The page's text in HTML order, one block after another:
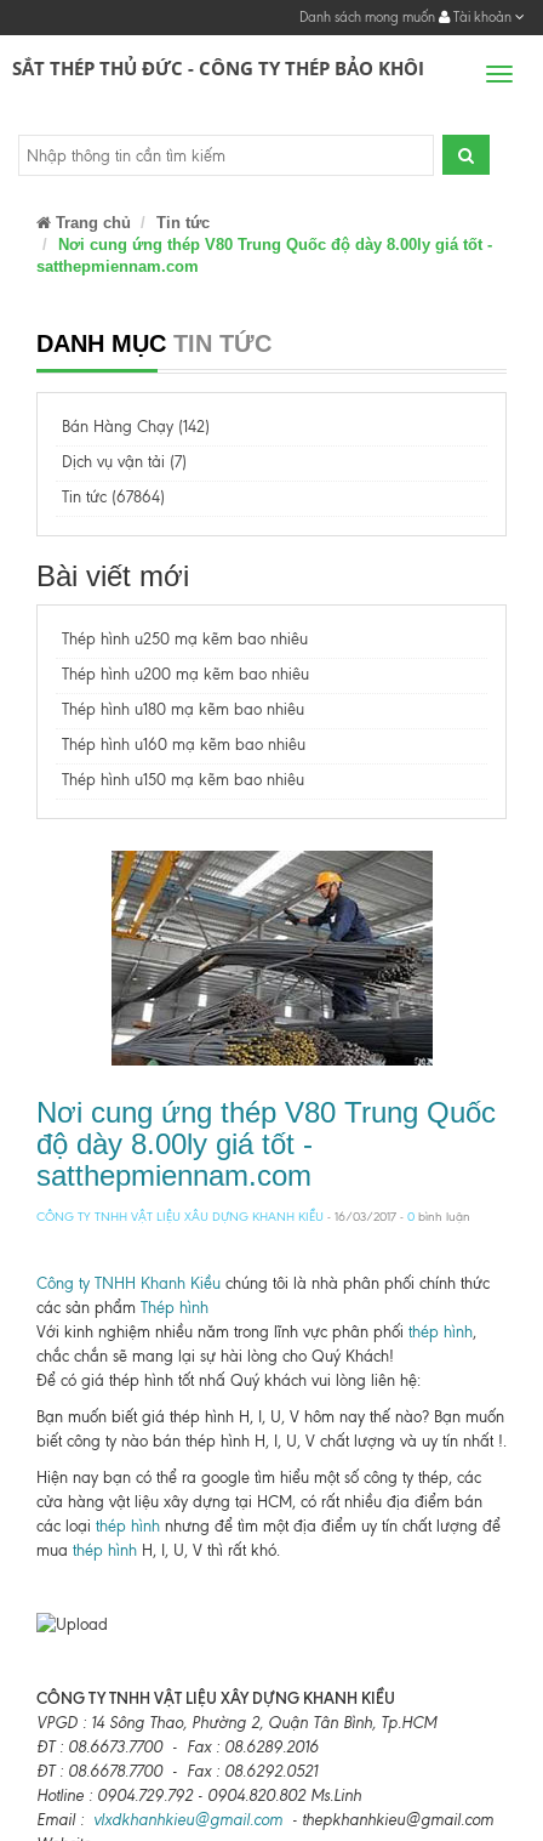
Danh sách mong muốn Tài khoản
SẮT THÉP THỦ ĐỨC - CÔNG TY THÉP BẢO KHÔI
Trang chủ
Tin tức
Nơi cung ứng thép V80 Trung Quốc độ dày 8.00ly giá tốt -
satthepmiennam.com
DANH MỤC TIN TỨC
Bán Hàng Chạy (142)
Dịch vụ vận tải (7)
Tin tức (67864)
Bài viết mới
Thép hình u250 mạ kẽm bao nhiêu
Thép hình u200 mạ kẽm bao nhiêu
Thép hình u180 mạ kẽm bao nhiêu
Thép hình u160 mạ kẽm bao nhiêu
Thép hình u150 mạ kẽm bao nhiêu
Nơi cung ứng thép V80 Trung Quốc
độ dày 8.00ly giá tốt -
satthepmiennam.com
CÔNG TY TNHH VẬT LIỆU XÂU DỰNG KHANH KIỀU - 16/03/2017 - 0 bình luận
Công ty TNHH Khanh Kiều chúng tôi là nhà phân phối chính thức
các sản phẩm Thép hình
Với kinh nghiệm nhiều năm trong lĩnh vực phân phối thép hình,
chắc chắn sẽ mang lại sự hài lòng cho Quý Khách!
Để có giá thép hình tốt nhấ Quý khách vui lòng liên hệ:
Bạn muốn biết giá thép hình H, I, U, V hôm nay thế nào? Bạn muốn
biết công ty nào bán thép hình H, I, U, V chất lượng và uy tín nhất !.
Hiện nay bạn có thể ra google tìm hiểu một số công ty thép, các
cửa hàng vật liệu xây dựng tại HCM, có rất nhiều địa điểm bán
các loại thép hình nhưng để tìm một địa điểm uy tín chất lượng để
mua thép hình H, I, U, V thì rất khó.
CÔNG TY TNHH VẬT LIỆU XÂY DỰNG KHANH KIỀU
VPGD : 14 Sông Thao, Phường 2, Quận Tân Bình, Tp.HCM
ĐT : 08.6673.7700 - Fax : 08.6289.2016
ĐT : 08.6678.7700 - Fax : 08.6292.0521
Hotline : 0904.729.792 - 0904.820.802 Ms.Linh
Email : vlxdkhanhkieu@gmail.com - thepkhanhkieu@gmail.com